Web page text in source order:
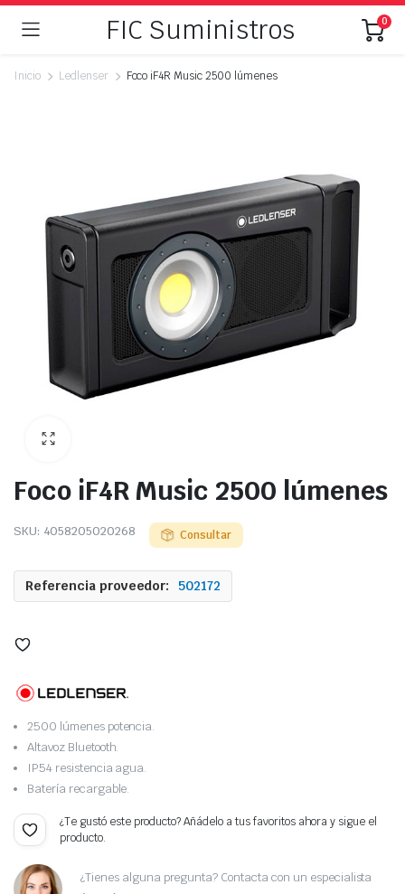
FIC Suministros 0
Inicio Ledlenser Foco iF4R Music 2500 lúmenes
Foco iF4R Music 2500 lúmenes
SKU: 4058205020268 Consultar
Referencia proveedor: 502172
2500 lúmenes potencia.
Altavoz Bluetooth.
IP54 resistencia agua.
Batería recargable.
¿Te gustó este producto? Añádelo a tus favoritos ahora y sigue el
producto.
¿Tienes alguna pregunta? Contacta con un especialista